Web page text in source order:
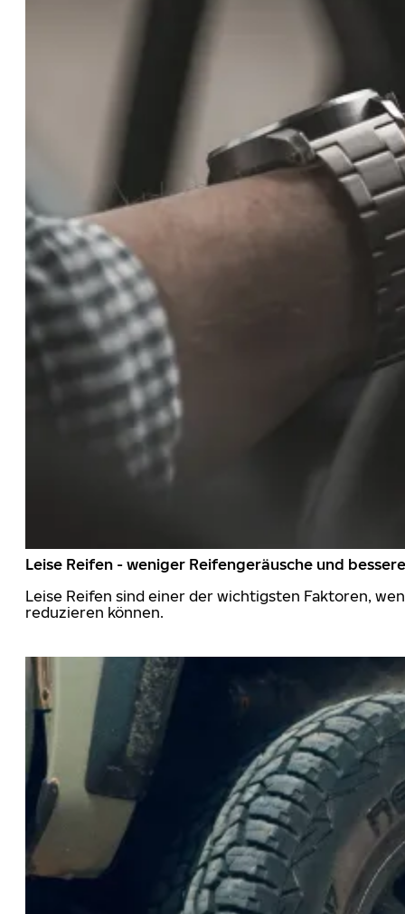
Leise Reifen - weniger Reifengeräusche und
Leise Reifen sind einer der wichtigsten Faktoren,
reduzieren können.